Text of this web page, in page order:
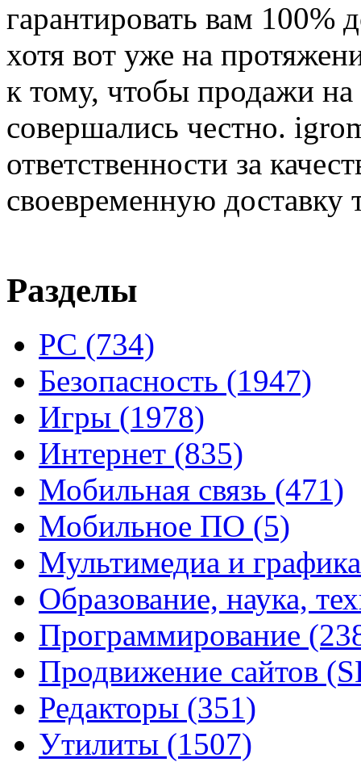
гарантировать вам 100%
хотя вот уже на
к тому, чтобы продажи
совершались честно.
ответственности за
своевременную доставку
Разделы
PC (734)
Безопасность (1947)
Игры (1978)
Интернет (835)
Мобильная связь (471)
Мобильное ПО (5)
Мультимедиа и
Образование, наука,
Программирование
Продвижение сайтов
Редакторы (351)
Утилиты (1507)